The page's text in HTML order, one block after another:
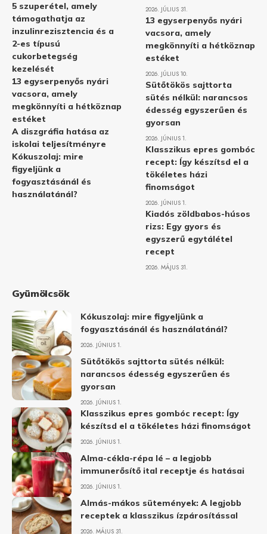
5 szuperétel, amely
támogathatja az
inzulinrezisztencia és a
2-es típusú
cukorbetegség
kezelését
13 egyserpenyős nyári
vacsora, amely
megkönnyíti a hétköznap
estéket
A diszgráfia hatása az
iskolai teljesítményre
Kókuszolaj: mire
figyeljünk a
fogyasztásánál és
használatánál?
2026. JÚLIUS 31.
13 egyserpenyős nyári
vacsora, amely
megkönnyíti a hétköznap
estéket
2026. JÚLIUS 10.
Sütőtökös sajttorta
sütés nélkül: narancsos
édesség egyszerűen és
gyorsan
2026. JÚNIUS 1.
Klasszikus epres gombóc
recept: Így készítsd el a
tökéletes házi
finomságot
2026. JÚNIUS 1.
Kiadós zöldbabos-húsos
rizs: Egy gyors és
egyszerű egytálétel
recept
2026. MÁJUS 31.
Gyümölcsök
Kókuszolaj: mire figyeljünk a
fogyasztásánál és használatánál?
2026. JÚNIUS 1.
Sütőtökös sajttorta sütés nélkül:
narancsos édesség egyszerűen és
gyorsan
2026. JÚNIUS 1.
Klasszikus epres gombóc recept: Így
készítsd el a tökéletes házi finomságot
2026. JÚNIUS 1.
Alma-cékla-répa lé – a legjobb
immunerősítő ital receptje és hatásai
2026. JÚNIUS 1.
Almás-mákos sütemények: A legjobb
receptek a klasszikus ízpárosítással
2026. MÁJUS 31.